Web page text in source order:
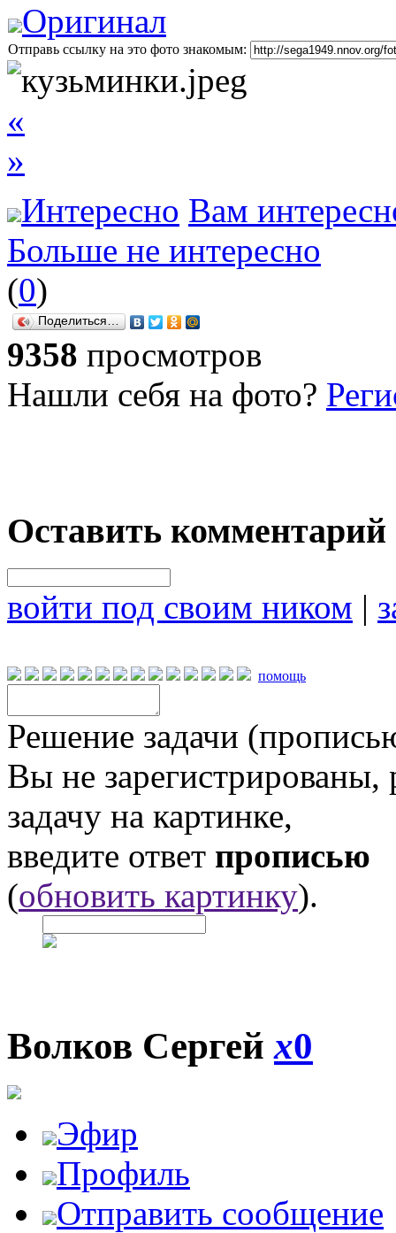
Оригинал
Отправь ссылку на это фото знакомым:
«
»
Интересно Вам
Больше не интересно
(0)
Поделиться…
9358 просмотров
Нашли себя на фото?
Оставить комментарий
войти под своим ником |
помощь
Решение задачи
Вы не
задачу на картинке,
введите ответ прописью
(обновить картинку).
Волков Сергейx0
Эфир
Профиль
Отправить сообщение